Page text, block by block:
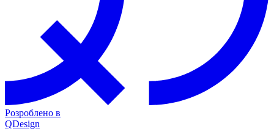
Розроблено в
QDesign